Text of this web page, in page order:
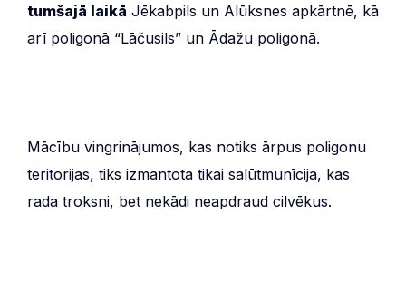
tumšajā laikā Jēkabpils un Alūksnes apkārtnē, kā
arī poligonā “Lāčusils” un Ādažu poligonā.
Mācību vingrinājumos, kas notiks ārpus poligonu
teritorijas, tiks izmantota tikai salūtmunīcija, kas
rada troksni, bet nekādi neapdraud cilvēkus.